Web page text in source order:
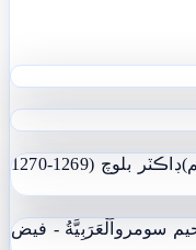
ڊاڪٽر بلوچ (1269-1270
سومرو اَلْعَرَبِيَّةُ - فيض